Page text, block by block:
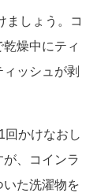
ましょう。コ
燥中にティ
ッシュが剥
回かけなおし
、コインラ
た洗濯物を